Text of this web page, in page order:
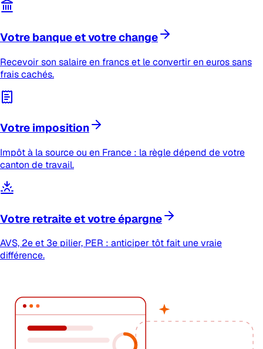
Votre banque et votre change
Recevoir son salaire en francs et le convertir en euros sans
frais cachés.
Votre imposition
Impôt à la source ou en France : la règle dépend de votre
canton de travail.
Votre retraite et votre épargne
AVS, 2e et 3e pilier, PER : anticiper tôt fait une vraie
différence.